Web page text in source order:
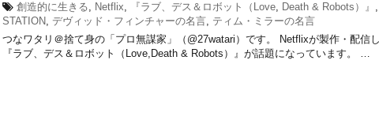
創造的に生きる, Netflix, 『ラブ、デス＆ロボット（Love, Death & Robots）』 ,
STATION, デヴィッド・フィンチャーの名言, ティム・ミラーの名言
つなワタリ＠捨て身の「プロ無謀家」（@27watari）です。 Netflixが製作・配信
『ラブ、デス＆ロボット（Love,Death & Robots）』が話題になっています。 …